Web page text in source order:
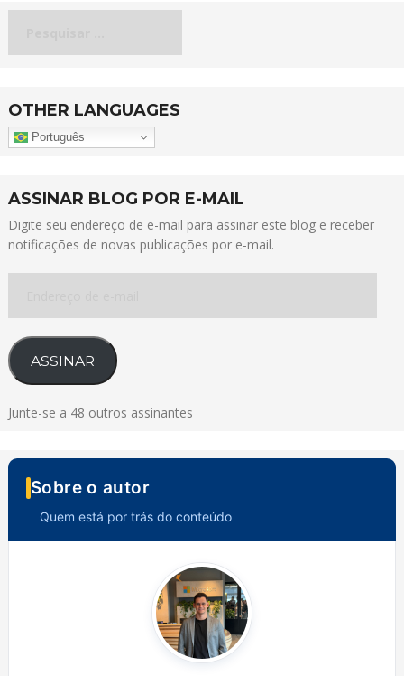
OTHER LANGUAGES
Português
ASSINAR BLOG POR E-MAIL
Digite seu endereço de e-mail para assinar este blog e receber
notificações de novas publicações por e-mail.
e-
mail
ASSINAR
Junte-se a 48 outros assinantes
Sobre o autor
Quem está por trás do conteúdo